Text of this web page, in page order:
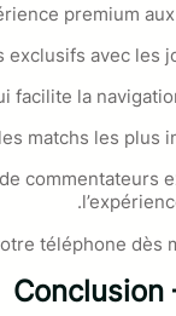
premium
exclusifs avec les
facilite la
matchs les plus
commentateurs
téléphone dès
Conclusion